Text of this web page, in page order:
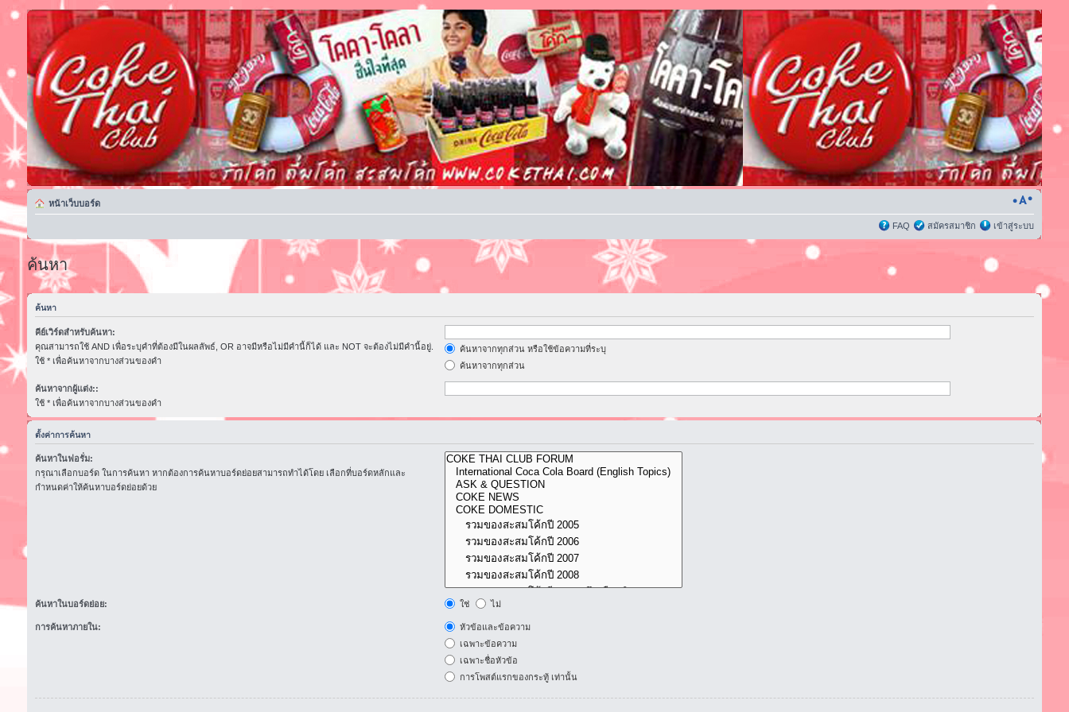
หน้าเว็บบอร์ด
FAQ สมัครสมาชิก เข้าสู่ระบบ
ค้นหา
ค้นหา
คีย์เวิร์ดสำหรับค้นหา:
คุณสามารถใช้ AND เพื่อระบุคำที่ต้องมีในผลลัพธ์, OR อาจมีหรือไม่มีคำนี้ก็ได้ และ NOT จะต้องไม่มีคำนี้อยู่.
ใช้ * เพื่อค้นหาจากบางส่วนของคำ
ค้นหาจากทุกส่วน หรือใช้ข้อความที่ระบุ
ค้นหาจากทุกส่วน
ค้นหาจากผู้แต่ง::
ใช้ * เพื่อค้นหาจากบางส่วนของคำ
ตั้งค่าการค้นหา
ค้นหาในฟอรั่ม:
กรุณาเลือกบอร์ด ในการค้นหา หากต้องการค้นหาบอร์ดย่อยสามารถทำได้โดย เลือกที่บอร์ดหลักและ
กำหนดค่าให้ค้นหาบอร์ดย่อยด้วย
ค้นหาในบอร์ดย่อย: ใช่ ไม่
การค้นหาภายใน:
หัวข้อและข้อความ
เฉพาะข้อความ
เฉพาะชื่อหัวข้อ
การโพสต์แรกของกระทู้ เท่านั้น